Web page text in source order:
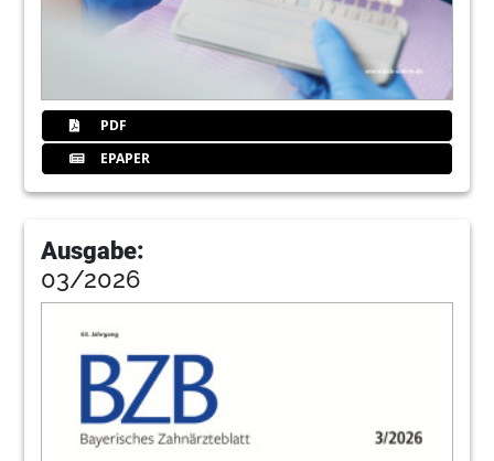
Verband Freier Berufe in Bayern e.V,
»Ins kalte Wasser gesprungen«
Erfolgreiche Existenzgründungen in Freien
Berufen
Verband Freier Berufe in Bayern e.V,
48
49Online-News der BLZK
Redaktion
Business-Coachings für die Praxis – Neue
Beratungsleistung in Kooperation mit der
ABZ eG
Dipl.-Volkswirt Stephan Grüner, Geschäftsführer
der eazf Consult
PDF
EPAPER
Ausgabe:
03/2026